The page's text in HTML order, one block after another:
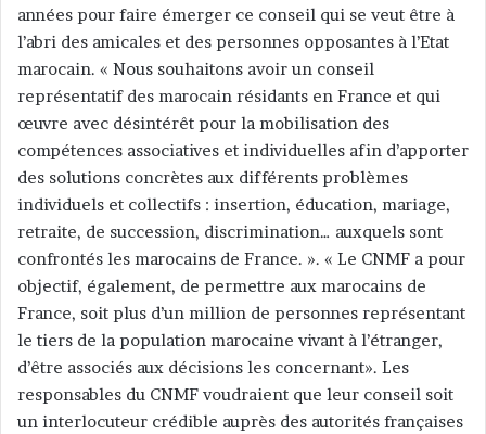
années pour faire émerger ce conseil qui se veut être à
l’abri des amicales et des personnes opposantes à l’Etat
marocain. « Nous souhaitons avoir un conseil
représentatif des marocain résidants en France et qui
œuvre avec désintérêt pour la mobilisation des
compétences associatives et individuelles afin d’apporter
des solutions concrètes aux différents problèmes
individuels et collectifs : insertion, éducation, mariage,
retraite, de succession, discrimination… auxquels sont
confrontés les marocains de France. ». « Le CNMF a pour
objectif, également, de permettre aux marocains de
France, soit plus d’un million de personnes représentant
le tiers de la population marocaine vivant à l’étranger,
d’être associés aux décisions les concernant». Les
responsables du CNMF voudraient que leur conseil soit
un interlocuteur crédible auprès des autorités françaises